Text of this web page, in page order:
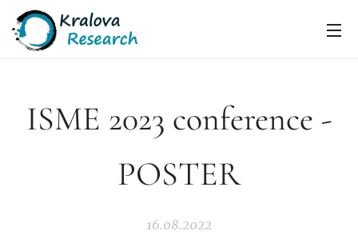
ISME 2023 conference -
POSTER
16.08.2022